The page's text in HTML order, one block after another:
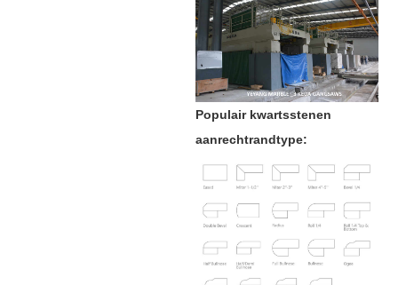
Populair kwartsstenen
aanrechtrandtype: